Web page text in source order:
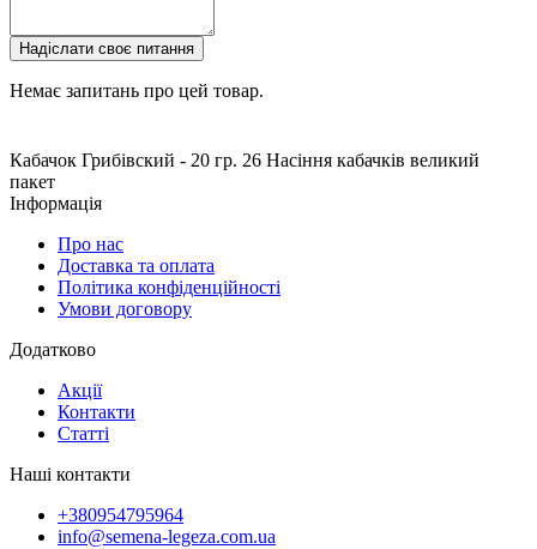
Надіслати своє питання
Немає запитань про цей товар.
Кабачок Грибівский - 20 гр. 26 Насіння кабачків великий
пакет
Інформація
Про нас
Доставка та оплата
Політика конфіденційності
Умови договору
Додатково
Акції
Контакти
Статті
Наші контакти
+380954795964
info@semena-legeza.com.ua